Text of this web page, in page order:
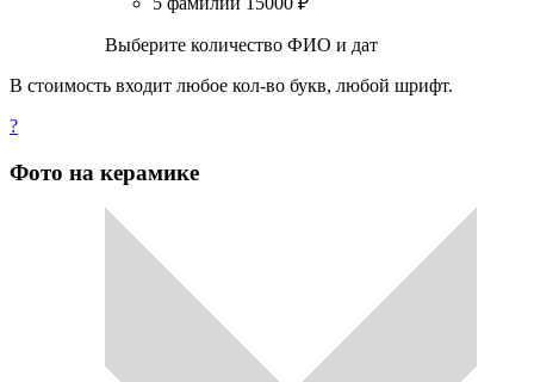
Выберите количество ФИО и дат
В стоимость входит любое кол-во букв, любой шрифт.
?
Фото на керамике